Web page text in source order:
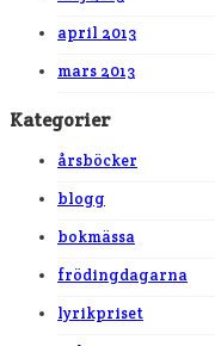
april 2013
mars 2013
Kategorier
årsböcker
blogg
bokmässa
frödingdagarna
lyrikpriset